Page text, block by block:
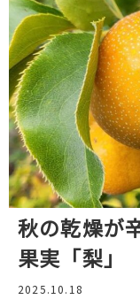
秋の乾燥が
果実「梨」
2025.10.18